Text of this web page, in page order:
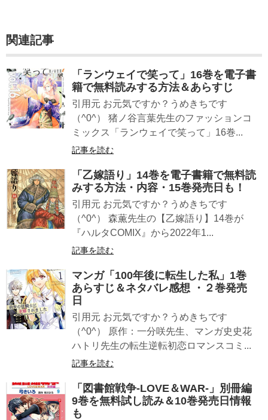
関連記事
「ランウェイで笑って」16巻を電子書
籍で無料読みする方法＆あらすじ
引用元 お元気ですか？うめきちです
（^0^） 猪ノ谷言葉先生のファッションコ
ミックス「ランウェイで笑って」16巻...
記事を読む
「乙嫁語り」14巻を電子書籍で無料読
みする方法・内容・15巻発売日も！
引用元 お元気ですか？うめきちです
（^0^） 森薫先生の【乙嫁語り】14巻が
『ハルタCOMIX』から2022年1...
記事を読む
マンガ「100年後に転生した私」1巻
あらすじ＆ネタバレ感想 ・２巻発売
日
引用元 お元気ですか？うめきちです
（^0^） 原作：一分咲先生、マンガ史史花
ハトリ先生の転生逆転初恋ロマンスコミ...
記事を読む
「図書館戦争-LOVE＆WAR-」別冊編
9巻を無料試し読み＆10巻発売日情報
も